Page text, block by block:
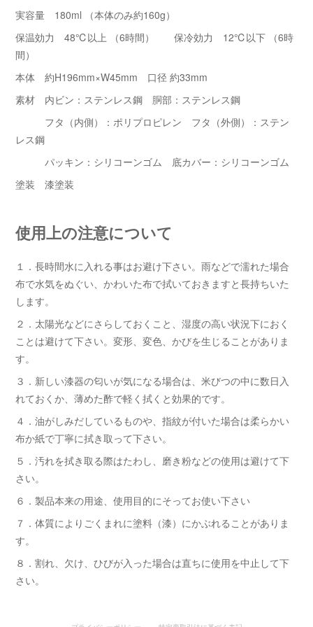
実容量 180ml （本体のみ約160g）
保温効力 48℃以上 （6時間） 保冷効力 12℃以下 （6時
間）
本体 約H196mm×W45mm 口径 約33mm
素材 内ビン：ステンレス鋼 胴部：ステンレス鋼
フタ（内側）：ポリプロピレン フタ（外側）：ステン
レス鋼
パッキン：シリコーンゴム 底カバー：シリコーンゴム
塗装 漆塗装
使用上の注意について
１．長時間水に入れる事はお避け下さい。雨などで濡れた場合
布で水気をぬぐい、かわいた布で拭いておきますと長持ちいた
します。
２．太陽光などにさらしておくこと、湿度の高い状況下におく
ことは避けて下さい。変形、変色、かびを生じることがありま
す。
３．新しい漆器の匂いが気になる場合は、米びつの中に数日入
れておくか、薄めた酢で軽く拭くと効果的です。
４．油がしみだしているものや、指紋が付いた場合は柔らかい
布か紙で丁寧に拭き取って下さい。
５．汚れを拭き取る際はたわし、磨き粉などの使用は避けて下
さい。
６．製品本来の用途、使用目的にそってお使い下さい
７．体質によりごくまれに塗料（漆）にかぶれることがありま
す。
８．割れ、欠け、ひびが入った場合は直ちに使用を中止して下
さい。